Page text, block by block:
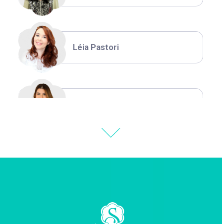
Léia Pastori
Carla Eschberger